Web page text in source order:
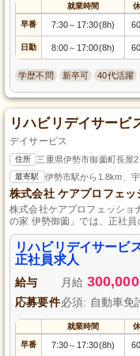
就業時間
早番 7:30～ 17:30(8h)
日勤 8:00～ 17:00(8h)
学歴不問 新卒可 40代活躍
リハビリデイサービ
デイサービス
住所 三重県伊勢市御薗町長屋
最寄駅 伊勢市駅から1.8km、
株式会社 ケアプロフェッ
株式会社ケアプロフェッショ
の家 伊勢御薗」では、正社
境で、高齢者の方々の生活
ス施設で専門知識を活かし
をお待ちしております。
リハビリデイサービ
正社員求人
給与 月給 300,000
応募要件必須: 自動車免
就業時間
早番 7:30～ 17:30(8h)